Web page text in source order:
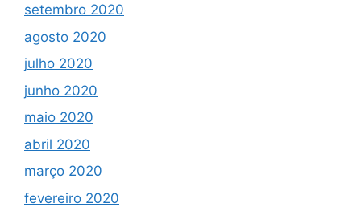
setembro 2020
agosto 2020
julho 2020
junho 2020
maio 2020
abril 2020
março 2020
fevereiro 2020